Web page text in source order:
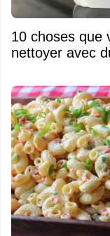
10 choses que
nettoyer avec